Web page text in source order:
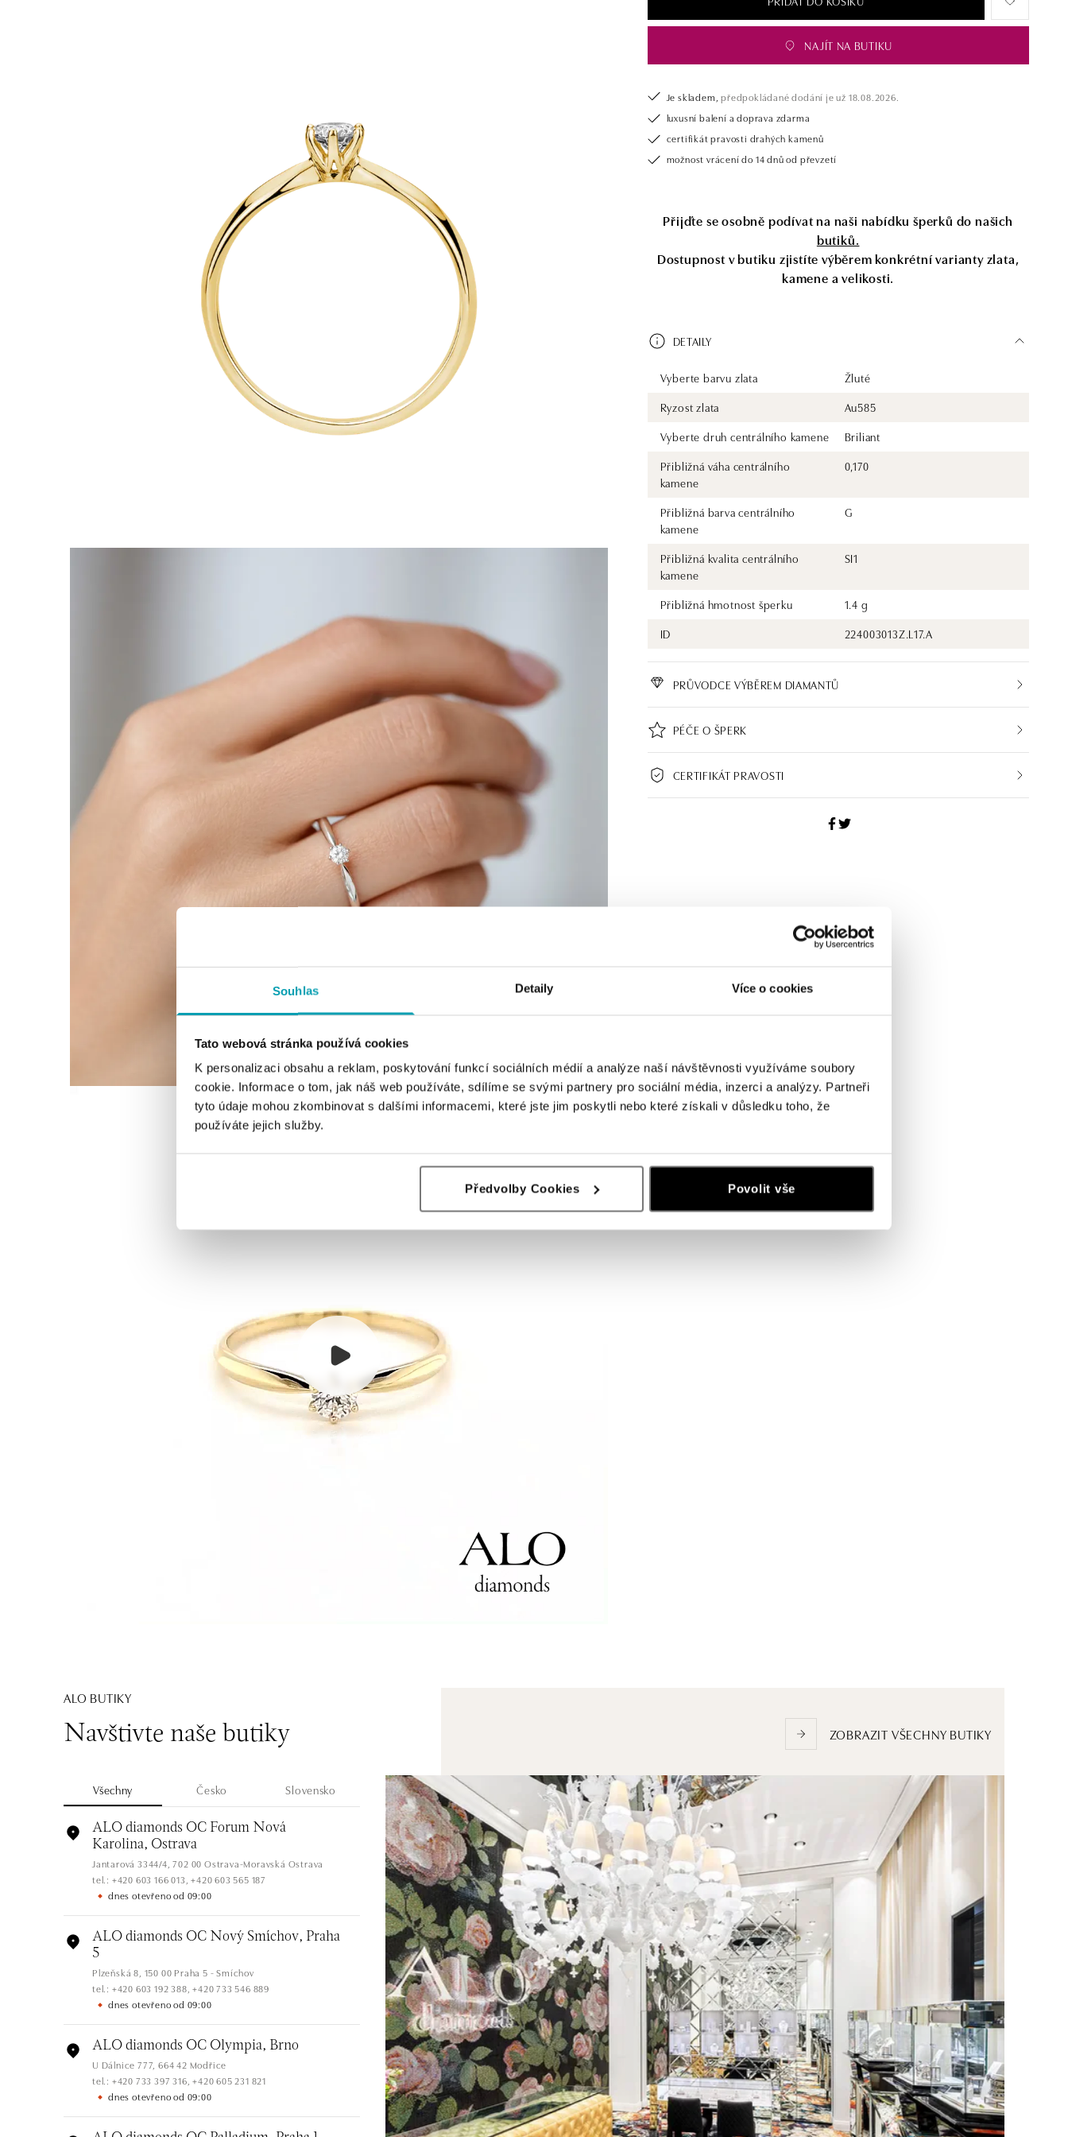
Souhlas Detaily Více o cookies
Tato webová stránka používá cookies
K personalizaci obsahu a reklam, poskytování funkcí sociálních médií a analýze naší návštěvnosti využíváme soubory
cookie. Informace o tom, jak náš web používáte, sdílíme se svými partnery pro sociální média, inzerci a analýzy. Partneři
tyto údaje mohou zkombinovat s dalšími informacemi, které jste jim poskytli nebo které získali v důsledku toho, že
používáte jejich služby.
Předvolby Cookies Povolit vše
NAJÍT NA BUTIKU
Je skladem, předpokládané dodání je už 18.08.2026.
luxusní balení a doprava zdarma
certifikát pravosti drahých kamenů
možnost vrácení do 14 dnů od převzetí
Přijďte se osobně podívat na naši nabídku šperků do našich
butiků.
Dostupnost v butiku zjistíte výběrem konkrétní varianty zlata,
kamene a velikosti.
DETAILY
Vyberte barvu zlata
Žluté
Ryzost zlata
Au585
Vyberte druh centrálního kamene
Briliant
Přibližná váha centrálního
kamene
0,170
Přibližná barva centrálního
kamene
G
Přibližná kvalita centrálního
kamene
SI1
Přibližná hmotnost šperku
1.4 g
ID
224003013Z.L17.A
PRŮVODCE VÝBĚREM DIAMANTŮ
PÉČE O ŠPERK
CERTIFIKÁT PRAVOSTI
ALO BUTIKY
Navštivte naše butiky ZOBRAZIT VŠECHNY BUTIKY
Všechny Česko Slovensko
ALO diamonds OC Forum Nová
Karolina, Ostrava
Jantarová 3344/4, 702 00 Ostrava-Moravská Ostrava
tel.: +420 603 166 013, +420 603 565 187
dnes otevřeno od 09:00
ALO diamonds OC Nový Smíchov, Praha
5
Plzeňská 8, 150 00 Praha 5 - Smíchov
tel.: +420 603 192 388, +420 733 546 889
dnes otevřeno od 09:00
ALO diamonds OC Olympia, Brno
U Dálnice 777, 664 42 Modřice
tel.: +420 733 397 316, +420 605 231 821
dnes otevřeno od 09:00